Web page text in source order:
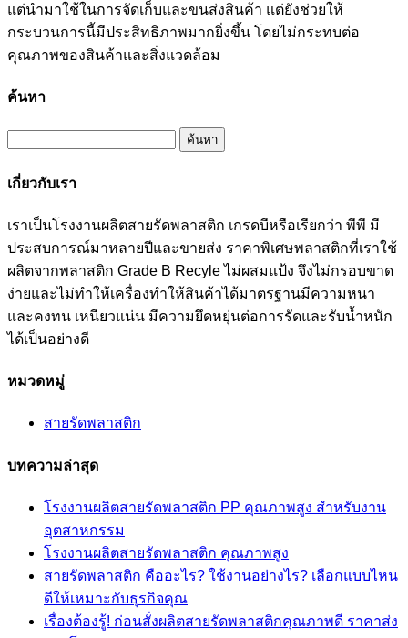
แต่นำมาใช้ในการจัดเก็บและขนส่งสินค้า แต่ยังช่วยให้
กระบวนการนี้มีประสิทธิภาพมากยิ่งขึ้น โดยไม่กระทบต่อ
คุณภาพของสินค้าและสิ่งแวดล้อม
ค้นหา
เกี่ยวกับเรา
เราเป็นโรงงานผลิตสายรัดพลาสติก เกรดบีหรือเรียกว่า พีพี มี
ประสบการณ์มาหลายปีและขายส่ง ราคาพิเศษพลาสติกที่เราใช้
ผลิตจากพลาสติก Grade B Recyle ไม่ผสมแป้ง จึงไม่กรอบขาด
ง่ายและไม่ทำให้เครื่องทำให้สินค้าได้มาตรฐานมีความหนา
และคงทน เหนียวแน่น มีความยึดหยุ่นต่อการรัดและรับน้ำหนัก
ได้เป็นอย่างดี
หมวดหมู่
สายรัดพลาสติก
บทความล่าสุด
โรงงานผลิตสายรัดพลาสติก PP คุณภาพสูง สำหรับงาน
อุตสาหกรรม
โรงงานผลิตสายรัดพลาสติก คุณภาพสูง
สายรัดพลาสติก คืออะไร? ใช้งานอย่างไร? เลือกแบบไหน
ดีให้เหมาะกับธุรกิจคุณ
เรื่องต้องรู้! ก่อนสั่งผลิตสายรัดพลาสติกคุณภาพดี ราคาส่ง